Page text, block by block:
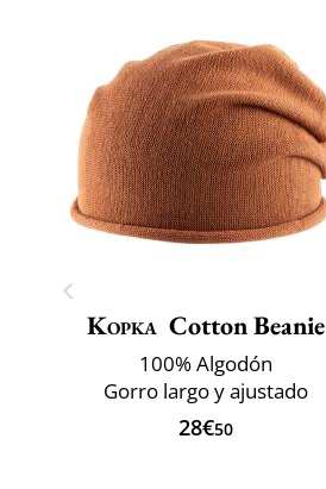
Kopka Cotton Beanie
100% Algodón
Gorro largo y ajustado
28€50